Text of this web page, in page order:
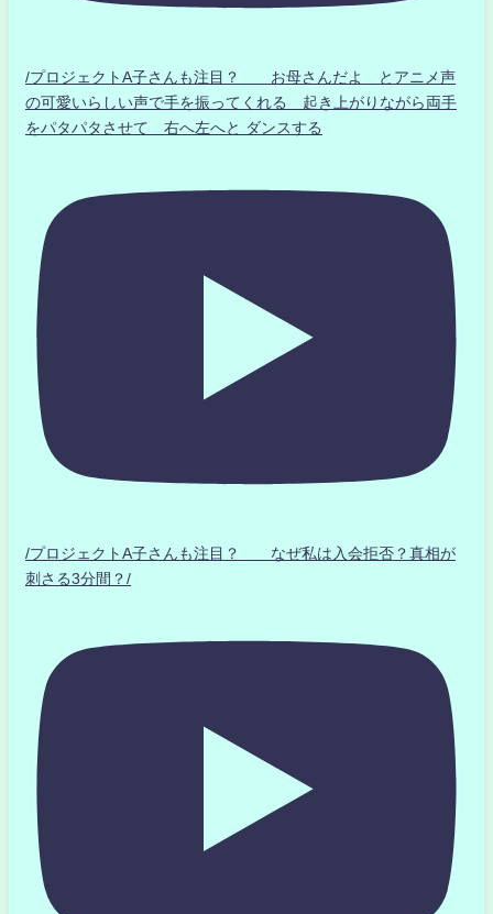
/プロジェクトA子さんも注目？ お母さんだよ とアニメ声
の可愛いらしい声で手を振ってくれる 起き上がりながら両手
をパタパタさせて 右へ左へと ダンスする
/プロジェクトA子さんも注目？ なぜ私は入会拒否？真相が
刺さる3分間？/